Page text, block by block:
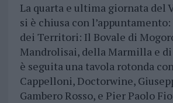
La quarta e ultima giornata del
si è chiusa con l’appuntamento:
dei Territori: Il Bovale di
Mandrolisai, della Marmilla e di
è seguita una tavola rotonda
Cappelloni, Doctorwine,
Gambero Rosso, e Pier Paolo